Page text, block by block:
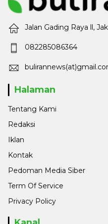
Jalan Gading Raya ll,
082285086364
Halaman
Tentang Kami
Redaksi
Iklan
Kontak
Pedoman Media Siber
Term Of Service
Privacy Policy